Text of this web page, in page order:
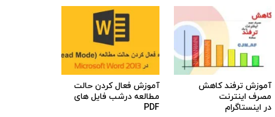
آموزش ترفند کاهش
مصرف اینترنت
در اینستاگرام
آموزش فعال کردن حالت
مطالعه درشب فایل های
PDF